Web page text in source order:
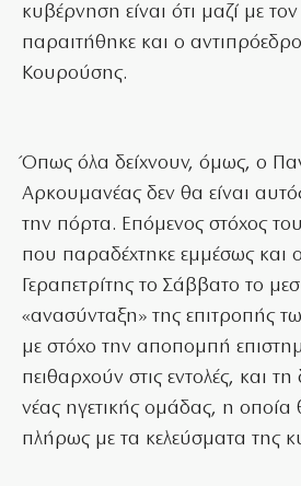
κυβέρνηση είναι ότι μαζί με
παραιτήθηκε και ο
Κουρούσης.
Όπως όλα δείχνουν, όμως, ο
Αρκουμανέας δεν θα είναι
την πόρτα. Επόμενος στόχος
που παραδέχτηκε εμμέσως και
Γεραπετρίτης το Σάββατο το
«ανασύνταξη» της επιτροπής
με στόχο την αποπομπή
πειθαρχούν στις εντολές, και
νέας ηγετικής ομάδας, η οποία
πλήρως με τα κελεύσματα της